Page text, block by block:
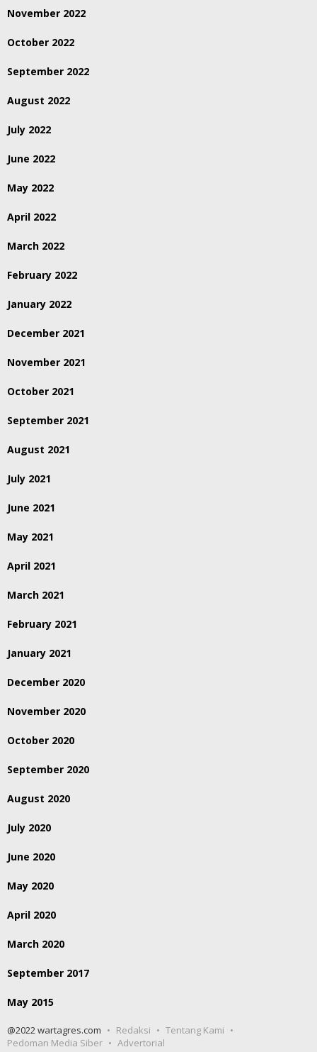
November 2022
October 2022
September 2022
August 2022
July 2022
June 2022
May 2022
April 2022
March 2022
February 2022
January 2022
December 2021
November 2021
October 2021
September 2021
August 2021
July 2021
June 2021
May 2021
April 2021
March 2021
February 2021
January 2021
December 2020
November 2020
October 2020
September 2020
August 2020
July 2020
June 2020
May 2020
April 2020
March 2020
September 2017
May 2015
@2022 wartagres.com Redaksi
Tentang Kami
Pedoman Media Siber
Advertorial